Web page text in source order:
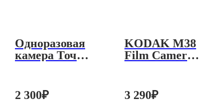
Одноразовая
камера Точка
2 300₽
KODAK M38
Film Camera
3 290₽